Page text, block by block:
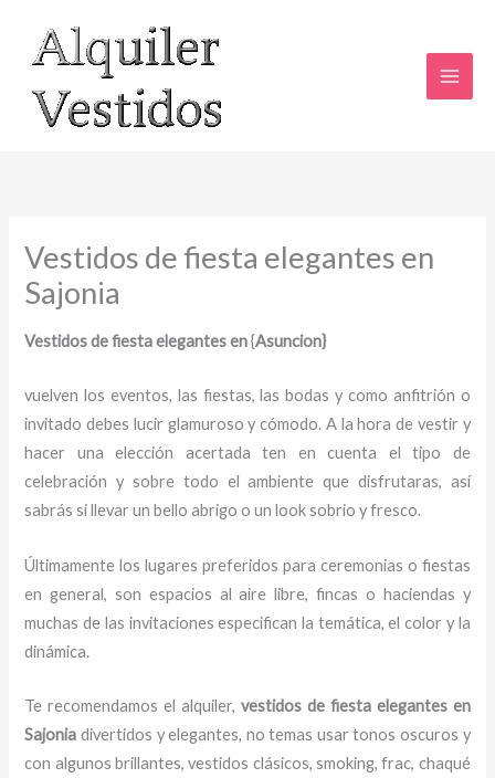
contenido
Vestidos de fiesta elegantes en
Sajonia
Vestidos de fiesta elegantes en{Asuncion}
vuelven los eventos, las fiestas, las bodas y como anfitrión o
invitado debes lucir glamuroso y cómodo. A la hora de vestir y
hacer una elección acertada ten en cuenta el tipo de
celebración y sobre todo el ambiente que disfrutaras, así
sabrás si llevar un bello abrigo o un look sobrio y fresco.
Últimamente los lugares preferidos para ceremonias o fiestas
en general, son espacios al aire libre, fincas o haciendas y
muchas de las invitaciones especifican la temática, el color y la
dinámica.
Te recomendamos el alquiler, vestidos de fiesta elegantes en
Sajoniadivertidos y elegantes, no temas usar tonos oscuros y
con algunos brillantes, vestidos clásicos, smoking, frac, chaqué